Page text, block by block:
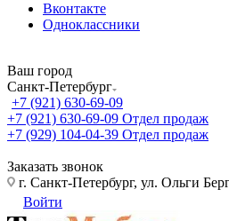
Вконтакте
Одноклассники
Ваш город
Санкт-Петербург
+7 (921) 630-69-09
+7 (921) 630-69-09 Отдел продаж
+7 (929) 104-04-39 Отдел продаж
Заказать звонок
г. Санкт-Петербург, ул. Ольги
Войти